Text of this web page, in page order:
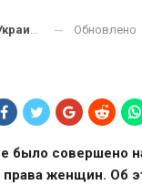
Обновлено
было совершено
права женщин. Об